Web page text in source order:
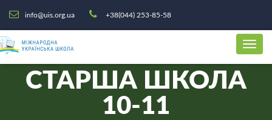
info@uis.org.ua +38(044) 253-85-58
СТАРША ШКОЛА
10-11